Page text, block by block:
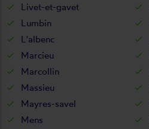
Livet-et-gavet
Lumbin
L'albenc
Marcieu
Marcollin
Massieu
Mayres-savel
Mens